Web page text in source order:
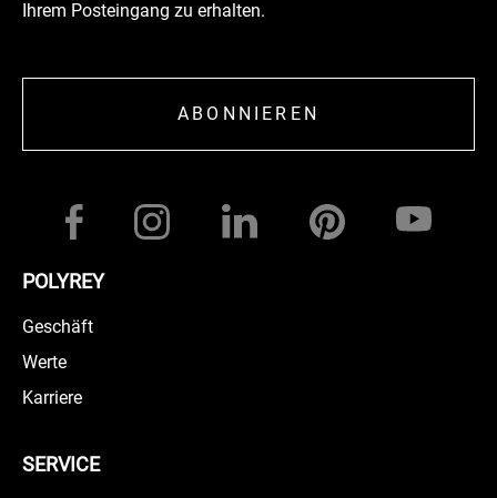
Ihrem Posteingang zu erhalten.
ABONNIEREN
POLYREY
Geschäft
Werte
Karriere
SERVICE